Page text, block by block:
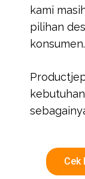
kami
pilihan
konsumen.
Cek